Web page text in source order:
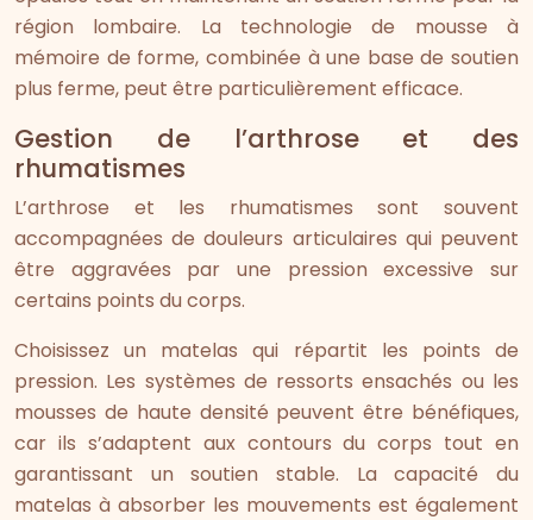
région lombaire. La technologie de mousse à
mémoire de forme, combinée à une base de soutien
plus ferme, peut être particulièrement efficace.
Gestion de l’arthrose et des
rhumatismes
L’arthrose et les rhumatismes sont souvent
accompagnées de douleurs articulaires qui peuvent
être aggravées par une pression excessive sur
certains points du corps.
Choisissez un matelas qui répartit les points de
pression. Les systèmes de ressorts ensachés ou les
mousses de haute densité peuvent être bénéfiques,
car ils s’adaptent aux contours du corps tout en
garantissant un soutien stable. La capacité du
matelas à absorber les mouvements est également